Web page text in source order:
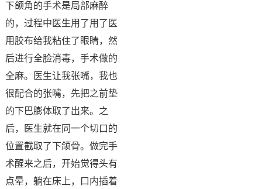
下颌角的手术是局部麻醉
的，过程中医生用了用了医
用胶布给我粘住了眼睛，然
后进行全脸消毒，手术做的
全麻。医生让我张嘴，我也
很配合的张嘴，先把之前垫
的下巴膨体取了出来。之
后，医生就在同一个切口的
位置截取了下颌骨。做完手
术醒来之后，开始觉得头有
点晕，躺在床上，口内插着